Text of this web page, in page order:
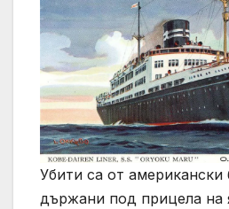
Убити са от американски
държани под прицела на